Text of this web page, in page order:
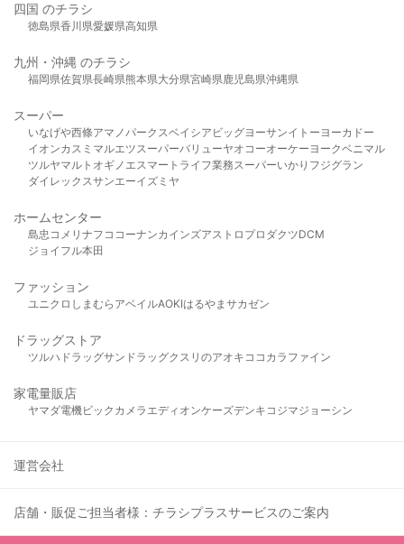
四国 のチラシ
徳島県香川県愛媛県高知県
九州・沖縄 のチラシ
福岡県佐賀県長崎県熊本県大分県宮崎県鹿児島県沖縄県
スーパー
いなげや西條アマノパークスベイシア ビッグヨーサンイトーヨーカドー
イオンカスミ マルエツスーパーバリューヤオコーオーケー ヨークベニマル
ツルヤマルト オギノ エスマート ライフ業務スーパーいかり フジグラン
ダイレックスサンエーイズミヤ
ホームセンター
島忠 コメリ ナフコ コーナンカインズアストロプロダクツDCM
ジョイフル本田
ファッション
ユニクロ しまむら アベイルAOKIはるやま サカゼン
ドラッグストア
ツルハドラッグサンドラッグクスリのアオキ ココカラファイン
家電量販店
ヤマダ電機ビックカメラ エディオンケーズデンキ コジマジョーシン
運営会社
店舗・販促ご担当者様：チラシプラスサービスのご案内